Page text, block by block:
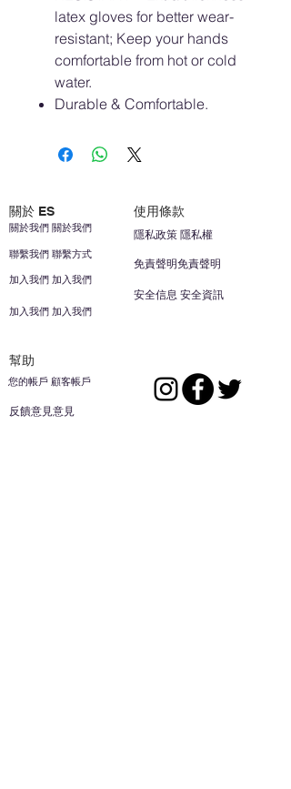
latex gloves for better wear-
resistant; Keep your hands
comfortable from hot or cold
water.
Durable & Comfortable.
關於 ES 使用條款
聯繫我們 聯繫方式
加入我們 加入我們
關於我們 關於我們
加入我們 加入我們
安全信息 安全資訊
免責聲明免責聲明
隱私政策 隱私權
幫助
您的帳戶 顧客帳戶
反饋意見意見